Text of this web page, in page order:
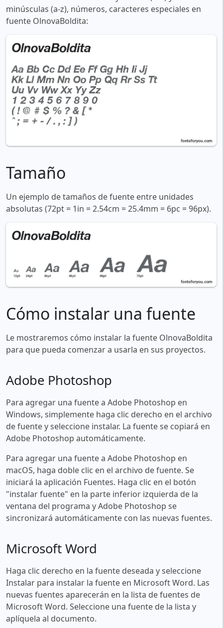
minúsculas (a-z), números, caracteres especiales en
fuente OlnovaBoldita:
Tamaño
Un ejemplo de tamaños de fuente entre unidades
absolutas (72pt = 1in = 2.54cm = 25.4mm = 6pc = 96px).
Cómo instalar una fuente
Le mostraremos cómo instalar la fuente OlnovaBoldita
para que pueda comenzar a usarla en sus proyectos.
Adobe Photoshop
Para agregar una fuente a Adobe Photoshop en
Windows, simplemente haga clic derecho en el archivo
de fuente y seleccione instalar. La fuente se copiará en
Adobe Photoshop automáticamente.
Para agregar una fuente a Adobe Photoshop en
macOS, haga doble clic en el archivo de fuente. Se
iniciará la aplicación Fuentes. Haga clic en el botón
"instalar fuente" en la parte inferior izquierda de la
ventana del programa y Adobe Photoshop se
sincronizará automáticamente con las nuevas fuentes.
Microsoft Word
Haga clic derecho en la fuente deseada y seleccione
Instalar para instalar la fuente en Microsoft Word. Las
nuevas fuentes aparecerán en la lista de fuentes de
Microsoft Word. Seleccione una fuente de la lista y
aplíquela al documento.